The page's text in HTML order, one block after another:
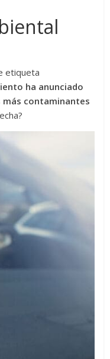
etiqueta
ha anunciado
más contaminantes